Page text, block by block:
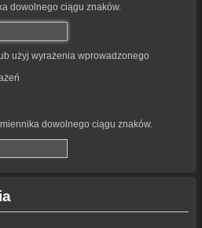
dowolnego ciągu znaków.
użyj wyrażenia wprowadzonego
dowolnego ciągu znaków.